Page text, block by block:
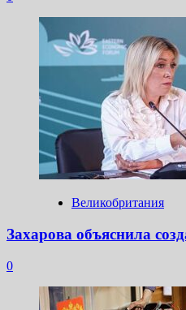
Великобритания
Захарова объяснила
0